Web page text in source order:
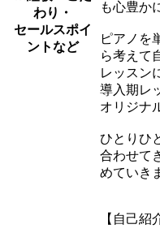
わり・
セールスポイ
ントなど
も心豊か
ピアノを
ら考えて
レッスン
導入期レ
オリジナ
ひとりひ
合わせて
めていき
【自己紹